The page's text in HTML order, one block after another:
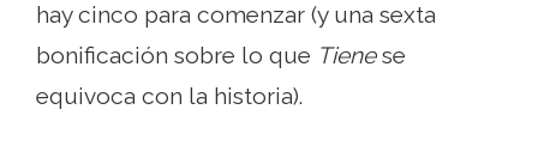
hay cinco para comenzar (y una sexta
bonificación sobre lo que Tienese
equivoca con la historia).